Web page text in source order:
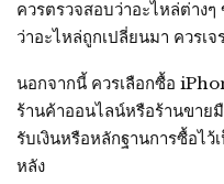
ควรตรวจสอบว่าอะไหล่ต่าง
ว่าอะไหล่ถูกเปลี่ยนมา ควรเจ
นอกจากนี้ ควรเลือกซื้อ
ร้านค้าออนไลน์หรือร้านขาย
รับเงินหรือหลักฐานการซื้อไ
หลัง